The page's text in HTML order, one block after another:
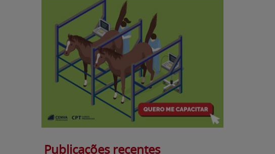
Publicações recentes